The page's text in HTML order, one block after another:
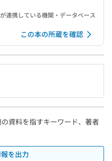
連携している機関・データベース
この本の所蔵を確認
資料を指すキーワード、著者
を出力